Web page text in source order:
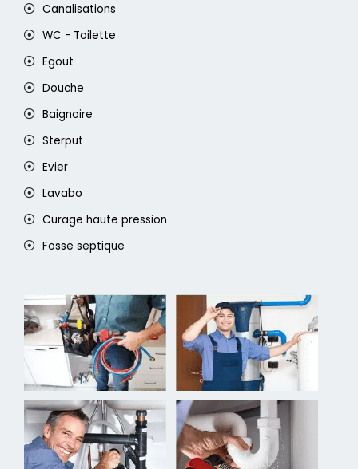
Canalisations
WC - Toilette
Egout
Douche
Baignoire
Sterput
Evier
Lavabo
Curage haute pression
Fosse septique